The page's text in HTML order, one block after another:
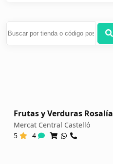
Frutas y Verduras Rosalía
Mercat Central Castelló
5
4